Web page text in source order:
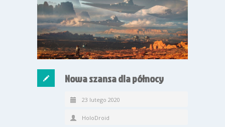
Nowa szansa dla północy
23 lutego 2020
HoloDroid